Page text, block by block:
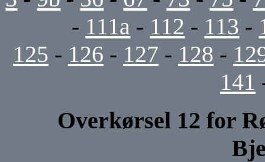
- 111a - 112 - 113 -
125 - 126 - 127 - 128 -
141
Overkørsel 12 for